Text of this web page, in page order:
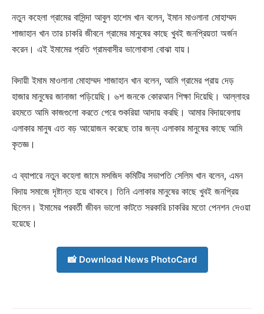
নতুন কহেলা গ্রামের বাসিন্দা আবুল হাশেম খান বলেন, ইমান মাওলানা মোহাম্মদ
শাজাহান খান তার চাকরি জীবনে গ্রামের মানুষের কাছে খুবই জনপ্রিয়তা অর্জন
করেন। এই ইমামের প্রতি গ্রামবাসীর ভালোবাসা বোঝা যায়।
বিদায়ী ইমাম মাওলানা মোহাম্মদ শাজাহান খান বলেন, আমি গ্রামের প্রায় দেড়
হাজার মানুষের জানাজা পড়িয়েছি। ৬শ জনকে কোরআন শিক্ষা দিয়েছি। আল্লাহর
রহমতে আমি কাজগুলো করতে পেরে শুকরিয়া আদায় করছি। আমার বিদায়বেলায়
এলাকার মানুষ এত বড় আয়োজন করেছে তার জন্য এলাকার মানুষের কাছে আমি
কৃতজ্ঞ।
এ ব্যাপারে নতুন কহেলা জামে মসজিদ কমিটির সভাপতি সেলিম খান বলেন, এমন
বিদায় সমাজে দৃষ্টান্ত হয়ে থাকবে। তিনি এলাকার মানুষের কাছে খুবই জনপ্রিয়
ছিলেন। ইমামের পরবর্তী জীবন ভালো কাটতে সরকারি চাকরির মতো পেনশন দেওয়া
হয়েছে।
📸 Download News PhotoCard